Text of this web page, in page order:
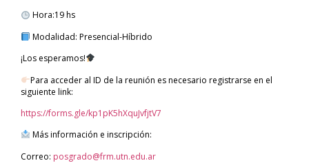
Hora:19 hs
Modalidad: Presencial-Híbrido
¡Los esperamos!
Para acceder al ID de la reunión es necesario registrarse en el
siguiente link:
https://forms.gle/kp1pK5hXquJvfjtV7
Más información e inscripción:
Correo: posgrado@frm.utn.edu.ar